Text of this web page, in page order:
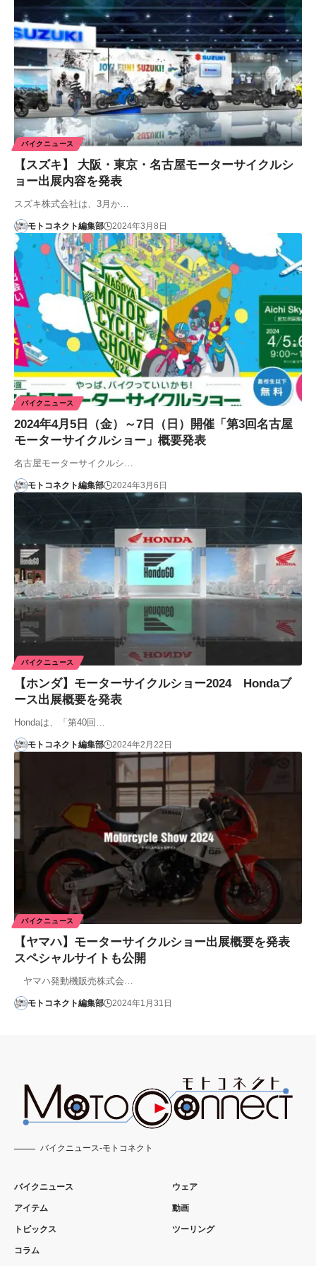
バイクニュース
【スズキ】 大阪・東京・名古屋モーターサイクルシ
ョー出展内容を発表
スズキ株式会社は、3月か…
モトコネクト編集部 2024年3月8日
バイクニュース
2024年4月5日（金）～7日（日）開催「第3回名古屋
モーターサイクルショー」概要発表
名古屋モーターサイクルシ…
モトコネクト編集部 2024年3月6日
バイクニュース
【ホンダ】モーターサイクルショー2024 Hondaブ
ース出展概要を発表
Hondaは、「第40回…
モトコネクト編集部 2024年2月22日
バイクニュース
【ヤマハ】モーターサイクルショー出展概要を発表
スペシャルサイトも公開
ヤマハ発動機販売株式会…
モトコネクト編集部 2024年1月31日
バイクニュース-モトコネクト
バイクニュース
アイテム
トピックス
コラム
ウェア
動画
ツーリング